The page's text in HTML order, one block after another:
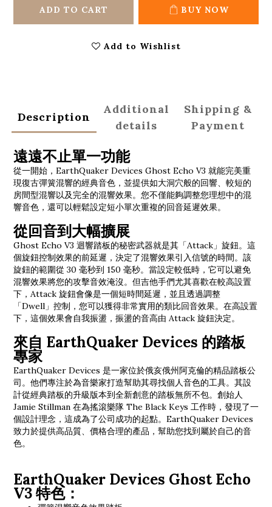
ADD TO CART BUY NOW
Add to Wishlist
Description
Additional
details
Shipping &
Payment
遠遠不止單一功能
從一開始，EarthQuaker Devices Ghost Echo V3 就能完美重
現復古彈簧混響的經典音色，並提供如大洞穴般的回響、較短的
房間型混響以及完全的混響效果。您不僅能夠調整您理想中的混
響音色，還可以輕鬆設定短小單次重複的回音延遲效果。
從回音到大幅擴展
Ghost Echo V3 迴響踏板的秘密武器就是其「Attack」旋鈕。這
個旋鈕控制效果的前延遲，決定了混響效果引入信號的時間。該
旋鈕的範圍從 30 毫秒到 150 毫秒。當設定較低時，它可以避免
混響效果將您的攻擊音效淹沒。但吉他手們尤其喜歡在較高設置
下，Attack 旋鈕會像是一個短時間延遲，並且透過調整
「Dwell」控制，您可以獲得非常實用的類比回音效果。在高設置
下，這個效果會自我振盪，振盪的音高由 Attack 旋鈕決定。
來自 EarthQuaker Devices 的踏板
專家
EarthQuaker Devices 是一家位於俄亥俄州阿克倫的精品踏板公
司。他們專注於為音樂家打造幫助其尋找個人音色的工具。其設
計從經典踏板的升級版本到全新創意的踏板無所不包。創始人
Jamie Stillman 在為搖滾樂隊 The Black Keys 工作時，發現了一
個設計理念，這成為了公司成功的起點。EarthQuaker Devices
致力於提供高品質、價格合理的產品，幫助您找到屬於自己的音
色。
EarthQuaker Devices Ghost Echo
V3 特色：